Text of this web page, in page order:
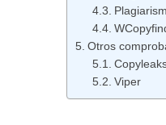
Otros
Viper